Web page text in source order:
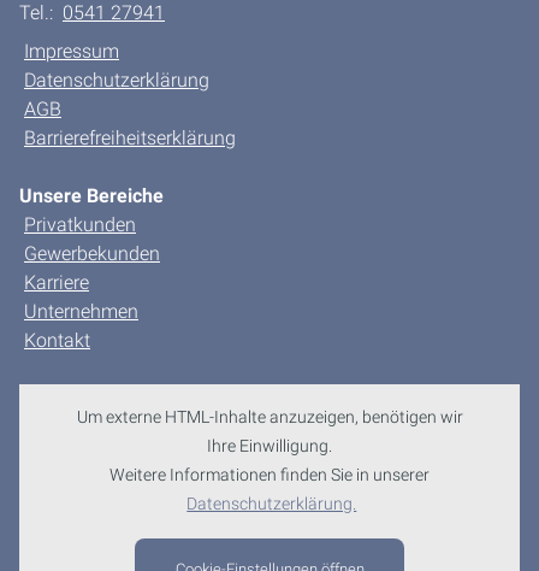
Tel.: 0541 27941
Impressum
Datenschutzerklärung
AGB
Barrierefreiheitserklärung
Unsere Bereiche
Privatkunden
Gewerbekunden
Karriere
Unternehmen
Kontakt
Um externe HTML-Inhalte anzuzeigen, benötigen wir
Ihre Einwilligung.
Weitere Informationen finden Sie in unserer
Datenschutzerklärung.